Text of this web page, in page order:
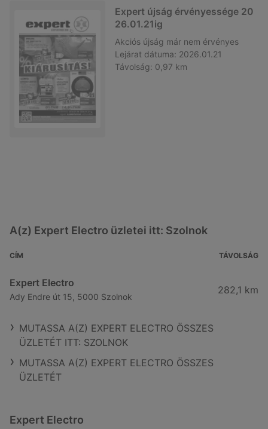
Expert újság érvényessége 20
26.01.21ig
Akciós újság már nem érvényes
Lejárat dátuma: 2026.01.21
Távolság: 0,97 km
A(z) Expert Electro üzletei itt: Szolnok
CÍM TÁVOLSÁG
Expert Electro
Ady Endre út 15, 5000 Szolnok
282,1 km
MUTASSA A(Z) EXPERT ELECTRO ÖSSZES
ÜZLETÉT ITT: SZOLNOK
MUTASSA A(Z) EXPERT ELECTRO ÖSSZES
ÜZLETÉT
Expert Electro